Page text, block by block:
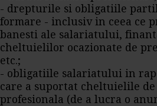
- drepturile si obligatiile
formare - inclusiv in ceea ce
banesti ale salariatului,
cheltuielilor ocazionate de
etc.;
- obligatiile salariatului in
care a suportat cheltuielile
profesionala (de a lucra o